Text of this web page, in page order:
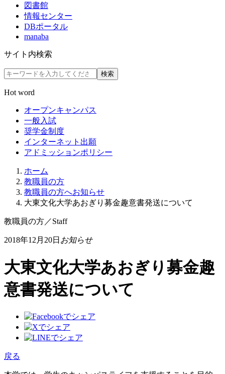
図書館
情報センター
DBポータル
manaba
サイト内検索
検索
Hot word
オープンキャンパス
一般入試
奨学金制度
インターネット出願
アドミッションポリシー
ホーム
教職員の方
教職員の方へお知らせ
大東文化大学あおぎり募金趣意書発送について
教職員の方／Staff
2018年12月20日 お知らせ
大東文化大学あおぎり募金趣
意書発送について
戻る